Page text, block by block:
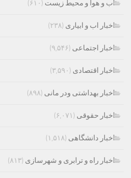
اب و هوا و محیط زیست (۶۱۰)
اخبار اب و ابیاری (۲۳۸)
اخبار اجتماعی (۹,۵۴۶)
اخبار اقتصادی (۳,۵۹۰)
اخبار بهداشتی ودر مانی (۸۹۸)
اخبار حقوقی (۶,۰۷۱)
اخبار دانشگاهی (۱,۵۱۸)
اخبار راه و ترابری و شهرسازی (۸۱۳)